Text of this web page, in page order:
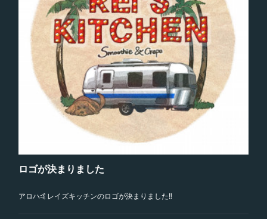
ロゴが決まりました
アロハ🤙レイズキッチンのロゴが決まりました‼️